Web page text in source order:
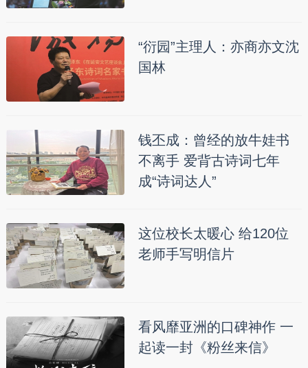
“衍园”主理人：亦商亦文沈
国林
钱丕成：曾经的放牛娃书
不离手 爱背古诗词七年
成“诗词达人”
这位校长太暖心 给120位
老师手写明信片
看风靡亚洲的口碑神作 一
起读一封《粉丝来信》